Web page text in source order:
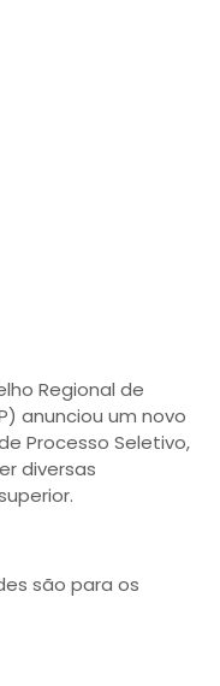
Regional de
anunciou um novo
Processo Seletivo,
diversas
são para os